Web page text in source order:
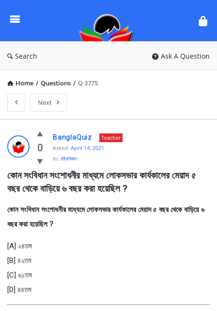
Questions
Search Ask A Question
Home / Questions / Q 3775
Next
Ask
Questions
BanglaQuiz
Latest
Questions
0
BanglaQuiz
Teacher
Asked: April 14, 2021
In: রাষ্ট্রবিজ্ঞান
কোন সংবিধান সংশোধনীর মাধ্যমে লোকসভার কার্যকালের মেয়াদ ৫
বছর থেকে বাড়িয়ে ৬ বছর করা হয়েছিল ?
কোন সংবিধান সংশোধনীর মাধ্যমে লোকসভার কার্যকালের মেয়াদ ৫ বছর থেকে বাড়িয়ে ৬
বছর করা হয়েছিল ?
[A] ২৪তম
[B] ৪২তম
[C] ৬১তম
[D] ৪৪তম